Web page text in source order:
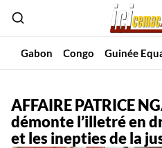
Gabon Congo Guinée
AFFAIRE PATRICE
démonte l’illetré en
et les inepties de la